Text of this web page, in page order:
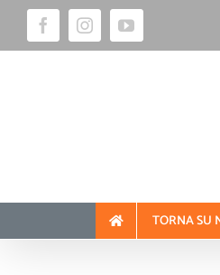
Salta
FacebookInstagramYouTube
TORNA SU